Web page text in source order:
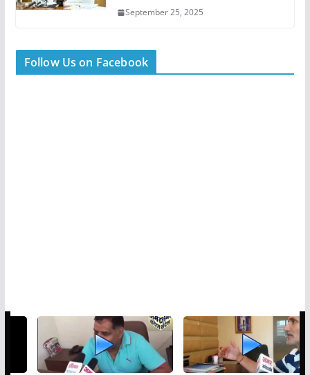
September 25, 2025
Follow Us on Facebook